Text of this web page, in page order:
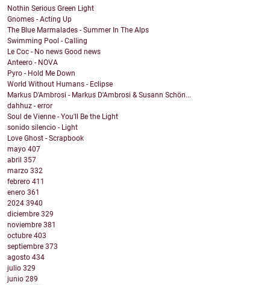
Nothin Serious Green Light
Gnomes - Acting Up
The Blue Marmalades - Summer In The Alps
Swimming Pool - Calling
Le Coc - No news Good news
Anteero - NOVA
Pyro - Hold Me Down
World Without Humans - Eclipse
Markus D'Ambrosi - Markus D'Ambrosi & Susann Schön...
dahhuz - error
Soul de Vienne - You'll Be the Light
sonido silencio - Light
Love Ghost - Scrapbook
mayo 407
abril 357
marzo 332
febrero 411
enero 361
2024 3940
diciembre 329
noviembre 381
octubre 403
septiembre 373
agosto 434
julio 329
junio 289